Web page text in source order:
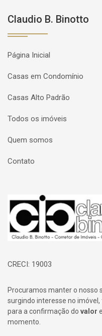
Claudio B. Binotto
Página Inicial
Casas em Condomínio
Casas Alto Padrão
Todos os imóveis
Quem somos
Contato
Página inicial
CRECI: 19003
Procuramos manter o nosso
surgindo interesse no
para a confirmação do valor
momento.